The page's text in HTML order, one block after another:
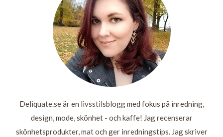
Deliquate.se är en livsstilsblogg med fokus på inredning,
design, mode, skönhet - och kaffe! Jag recenserar
skönhetsprodukter, mat och ger inredningstips. Jag skriver